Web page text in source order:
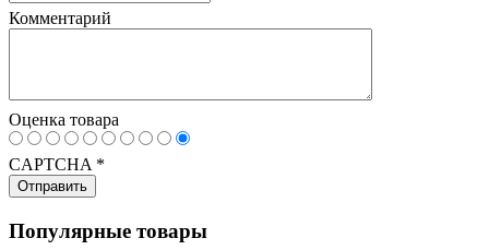
Комментарий
Оценка товара
CAPTCHA *
Популярные товары